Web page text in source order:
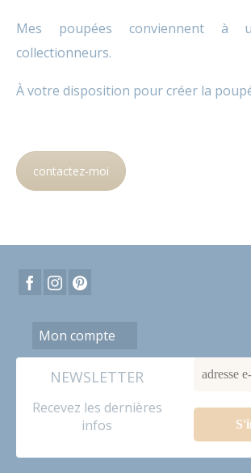
Mes poupées conviennent à
collectionneurs.
À votre disposition pour créer la
contactez-moi
Mon compte
NEWSLETTER
Recevez les dernières
infos